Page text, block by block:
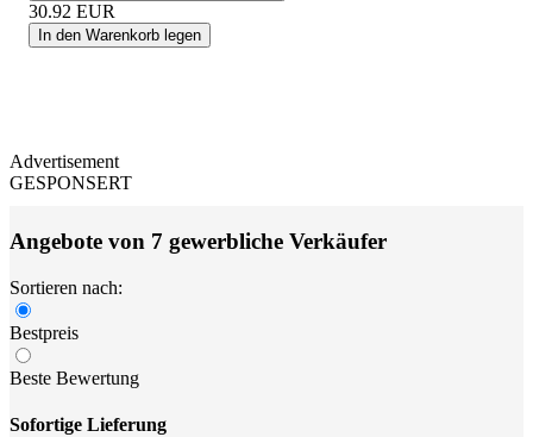
30.92 EUR
In den Warenkorb legen
Advertisement
GESPONSERT
Angebote von 7 gewerbliche Verkäufer
Sortieren nach:
Bestpreis
Beste Bewertung
Sofortige Lieferung